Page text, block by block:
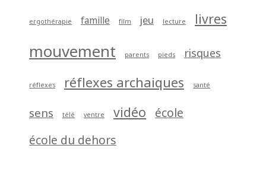
ergothérapie famille film jeu lecture livres
mouvement parents pieds risques
réflexes réflexes archaiques santé
sens télé ventre vidéo école
école du dehors